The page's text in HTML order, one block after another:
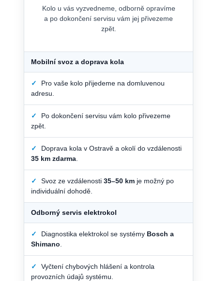
Kolo u vás vyzvedneme, odborně opravíme
a po dokončení servisu vám jej přivezeme
zpět.
Mobilní svoz a doprava kola
✓
Pro vaše kolo přijedeme na domluvenou
adresu.
✓
Po dokončení servisu vám kolo přivezeme
zpět.
✓
Doprava kola v Ostravě a okolí do vzdálenosti
35 km zdarma
✓ Svoz ze vzdálenosti 35–50 km je možný po
individuální dohodě.
Odborný servis elektrokol
✓ Diagnostika elektrokol se systémy Bosch a
Shimano
✓
Vyčtení chybových hlášení a kontrola
provozních údajů systému.